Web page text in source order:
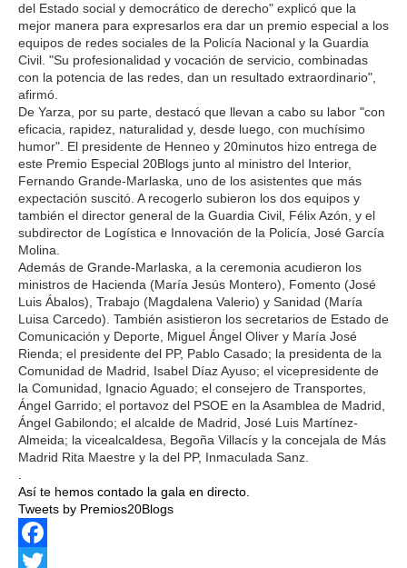
del Estado social y democrático de derecho" explicó que la
mejor manera para expresarlos era dar un premio especial a los
equipos de redes sociales de la Policía Nacional y la Guardia
Civil. "Su profesionalidad y vocación de servicio, combinadas
con la potencia de las redes, dan un resultado extraordinario",
afirmó.
De Yarza, por su parte, destacó que llevan a cabo su labor "con
eficacia, rapidez, naturalidad y, desde luego, con muchísimo
humor". El presidente de Henneo y 20minutos hizo entrega de
este Premio Especial 20Blogs junto al ministro del Interior,
Fernando Grande-Marlaska, uno de los asistentes que más
expectación suscitó. A recogerlo subieron los dos equipos y
también el director general de la Guardia Civil, Félix Azón, y el
subdirector de Logística e Innovación de la Policía, José García
Molina.
Además de Grande-Marlaska, a la ceremonia acudieron los
ministros de Hacienda (María Jesús Montero), Fomento (José
Luis Ábalos), Trabajo (Magdalena Valerio) y Sanidad (María
Luisa Carcedo). También asistieron los secretarios de Estado de
Comunicación y Deporte, Miguel Ángel Oliver y María José
Rienda; el presidente del PP, Pablo Casado; la presidenta de la
Comunidad de Madrid, Isabel Díaz Ayuso; el vicepresidente de
la Comunidad, Ignacio Aguado; el consejero de Transportes,
Ángel Garrido; el portavoz del PSOE en la Asamblea de Madrid,
Ángel Gabilondo; el alcalde de Madrid, José Luis Martínez-
Almeida; la vicealcaldesa, Begoña Villacís y la concejala de Más
Madrid Rita Maestre y la del PP, Inmaculada Sanz.
.
Así te hemos contado la gala en directo.
Tweets by Premios20Blogs
Facebook